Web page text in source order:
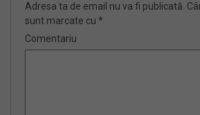
Adresa ta de email nu va fi publicată.
sunt marcate cu *
Comentariu